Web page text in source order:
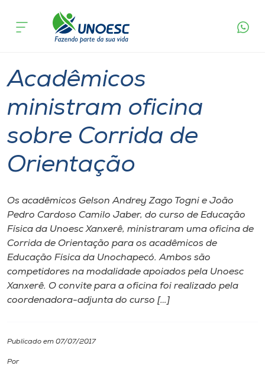
Cursos
Pesquisa
Atendimento ao Estudante
Portal de Ensino
A
Internacionalização
I.nova
Cultura
acontece
Acadêmicos
ministram oficina
sobre Corrida de
Orientação
Os acadêmicos Gelson Andrey Zago Togni e João
Pedro Cardoso Camilo Jaber, do curso de Educação
Física da Unoesc Xanxerê, ministraram uma oficina de
Corrida de Orientação para os acadêmicos de
Educação Física da Unochapecó. Ambos são
competidores na modalidade apoiados pela Unoesc
Xanxerê. O convite para a oficina foi realizado pela
coordenadora-adjunta do curso […]
Publicado em 07/07/2017
Por